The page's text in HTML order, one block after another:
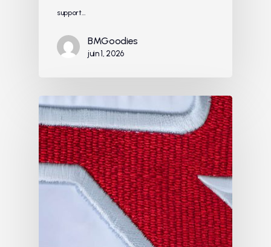
support…
BMGoodies
juin 1, 2026